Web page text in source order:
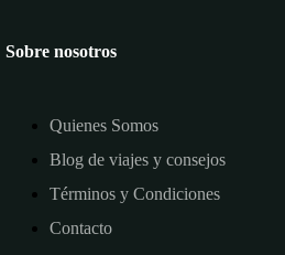
Sobre nosotros
Quienes Somos
Blog de viajes y consejos
Términos y Condiciones
Contacto